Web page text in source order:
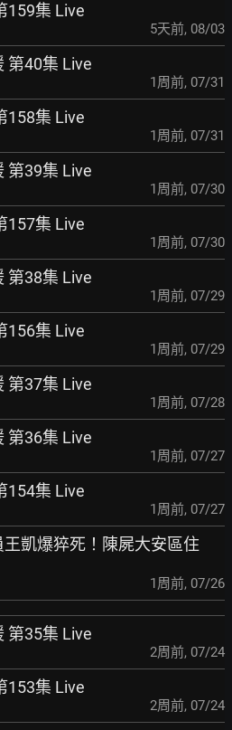
159集 Live
5天前, 08/03
第40集 Live
1周前, 07/31
158集 Live
1周前, 07/31
第39集 Live
1周前, 07/30
157集 Live
1周前, 07/30
第38集 Live
1周前, 07/29
156集 Live
1周前, 07/29
第37集 Live
1周前, 07/28
第36集 Live
1周前, 07/27
154集 Live
1周前, 07/27
王凱爆猝死！陳屍大安區住
1周前, 07/26
第35集 Live
2周前, 07/24
153集 Live
2周前, 07/24